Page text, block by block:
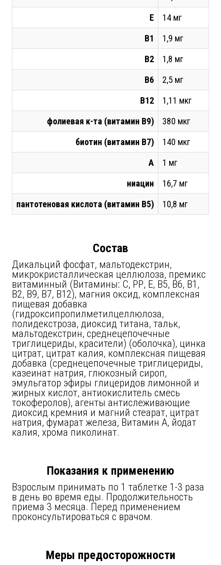
Е
14 мг
В1
1,9 мг
В2
1,8 мг
В6
2,5 мг
В12
1,11 мкг
фолиевая к-та (витамин В9)
380 мкг
биотин (витамин В7)
140 мкг
А
1 мг
ниацин
16,7 мг
пантотеновая кислота (витамин В5)
10,8 мг
Состав
Дикальций фосфат, мальтодекстрин,
микрокристаллическая целлюлоза, премикс
витаминный (Витамины: С, РР, Е, В5, В6, В1,
В2, В9, В7, В12), магния оксид, комплексная
пищевая добавка
(гидроксипропилметилцеллюлоза,
полидекстроза, диоксид титана, тальк,
мальтодекстрин, среднецепочечные
триглицериды, красители) (оболочка), цинка
цитрат, цитрат калия, комплексная пищевая
добавка (среднецепочечные триглицериды,
казеинат натрия, глюкозный сироп,
эмульгатор эфиры глицеридов лимонной и
жирных кислот, антиокислитель смесь
токоферолов), агенты антислеживающие
диоксид кремния и магний стеарат, цитрат
натрия, фумарат железа, Витамин А, йодат
калия, хрома пиколинат.
Показания к применению
Взрослым принимать по 1 таблетке 1-3 раза
в день во время еды. Продолжительность
приема 3 месяца. Перед применением
проконсультироваться с врачом.
Меры предосторожности